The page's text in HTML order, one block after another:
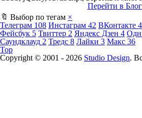
Перейти в Блог
🔖 Выбор по тегам ×
Телеграм 108 Инстаграм 42 ВКонтакте
Фейсбук 5 Твиттер 2 Яндекс Дзен 4
Саундклауд 2 Тредс 8 Лайки 3 Макс 36
Top
Copyright © 2001 - 2026 Studio Design.